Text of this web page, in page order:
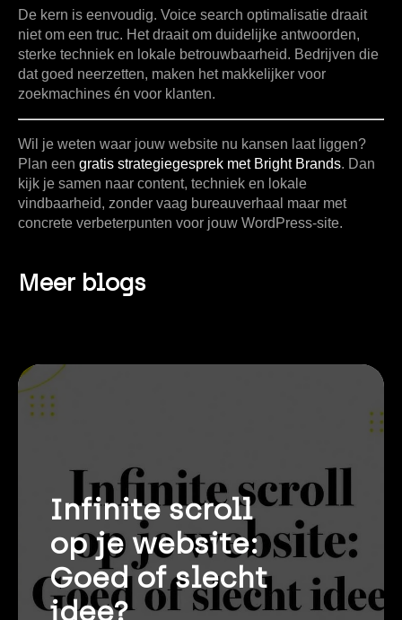
De kern is eenvoudig. Voice search optimalisatie draait
niet om een truc. Het draait om duidelijke antwoorden,
sterke techniek en lokale betrouwbaarheid. Bedrijven die
dat goed neerzetten, maken het makkelijker voor
zoekmachines én voor klanten.
Wil je weten waar jouw website nu kansen laat liggen?
Plan een gratis strategiegesprek met Bright Brands. Dan
kijk je samen naar content, techniek en lokale
vindbaarheid, zonder vaag bureauverhaal maar met
concrete verbeterpunten voor jouw WordPress-site.
Meer blogs
Infinite scroll
op je website:
Goed of slecht
idee?